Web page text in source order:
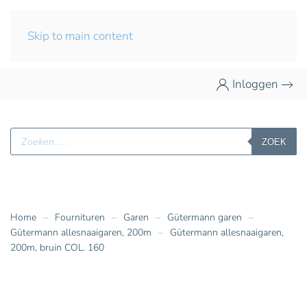
Skip to main content
Inloggen
Producten
zoeken
ZOEK
Home Fournituren Garen
Gütermann garen
Gütermann allesnaaigaren, 200m
Gütermann allesnaaigaren,
200m, bruin COL. 160